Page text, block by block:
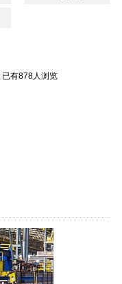
已有878人浏览